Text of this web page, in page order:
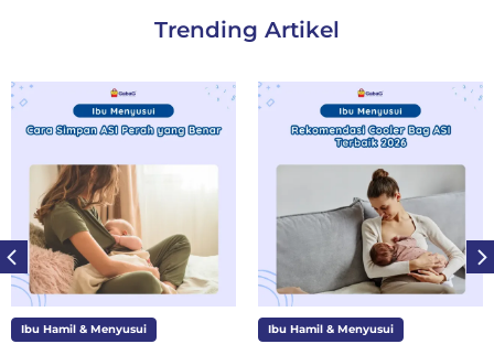
Trending Artikel
Ibu Hamil & Menyusui